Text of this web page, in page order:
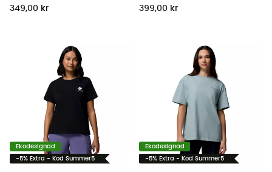
349,00 kr 399,00 kr
Ekodesignad
-5% Extra - Kod Summer5
Ekodesignad
-5% Extra - Kod Summer5